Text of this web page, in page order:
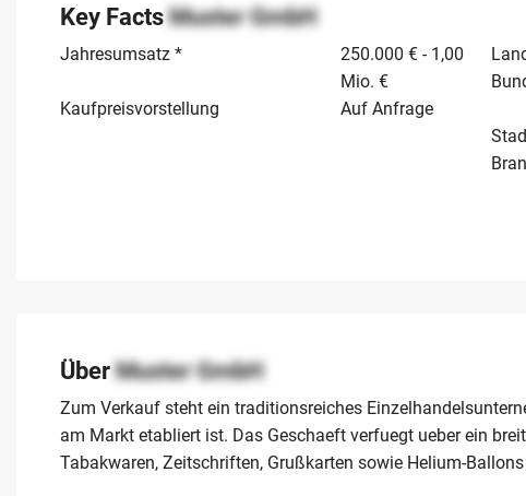
Key FactsMuster GmbH
Jahresumsatz *
250.000 € - 1,00
Mio. €
Kaufpreisvorstellung
Auf Anfrage
ÜberMuster GmbH
Zum Verkauf steht ein traditionsreiches
am Markt etabliert ist. Das Geschaeft verfuegt ueber ein
Tabakwaren, Zeitschriften, Grußkarten sowie Helium-